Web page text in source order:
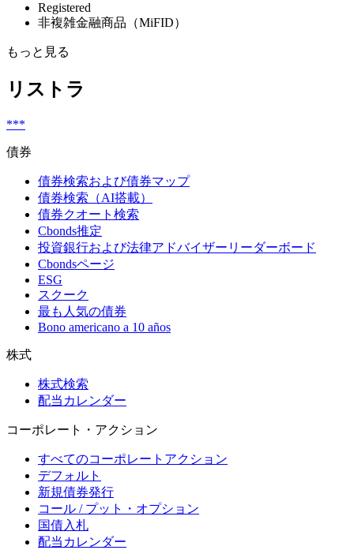
Registered
非複雑金融商品（MiFID）
もっと見る
リストラ
***
債券
債券検索および債券マップ
債券検索（AI搭載）
債券クオート検索
Cbonds推定
投資銀行および法律アドバイザーリーダーボード
Cbondsページ
ESG
スクーク
最も人気の債券
Bono americano a 10 años
株式
株式検索
配当カレンダー
コーポレート・アクション
すべてのコーポレートアクション
デフォルト
新規債券発行
コール / プット・オプション
国債入札
配当カレンダー